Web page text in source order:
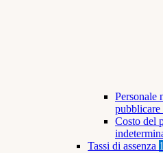
Personale
Costo del
Tassi di assenza